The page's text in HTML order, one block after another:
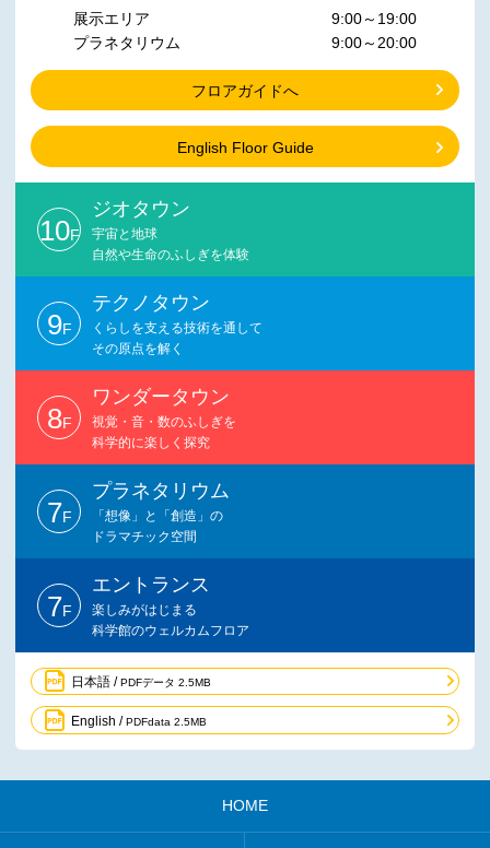
展示エリア
プラネタリウム
9:00～19:00
9:00～20:00
フロアガイドへ
English Floor Guide
10F
ジオタウン
宇宙と地球
自然や生命のふしぎを体験
9F
テクノタウン
くらしを支える技術を通して
その原点を解く
8F
ワンダータウン
視覚・音・数のふしぎを
科学的に楽しく探究
7F
プラネタリウム
「想像」と「創造」の
ドラマチック空間
7F
エントランス
楽しみがはじまる
科学館のウェルカムフロア
日本語 /PDFデータ 2.5MB
English /PDFdata 2.5MB
HOME